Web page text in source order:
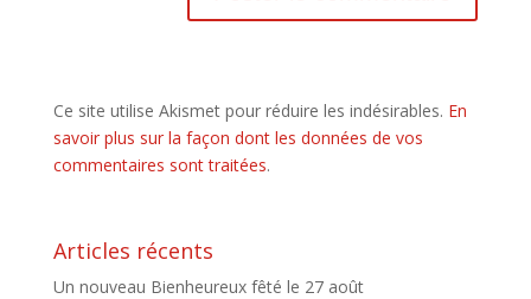
Ce site utilise Akismet pour réduire les indésirables. En
savoir plus sur la façon dont les données de vos
commentaires sont traitées.
Articles récents
Un nouveau Bienheureux fêté le 27 août